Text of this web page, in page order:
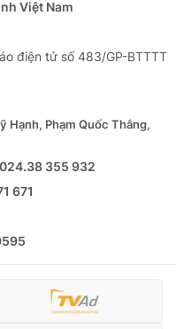
Việt Nam
điện tử số 483/GP-BTTTT
Hạnh, Phạm Quốc Thắng,
355 932
671